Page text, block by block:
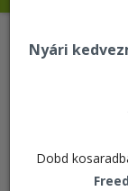
Nyári
Dobd
F.I.T.